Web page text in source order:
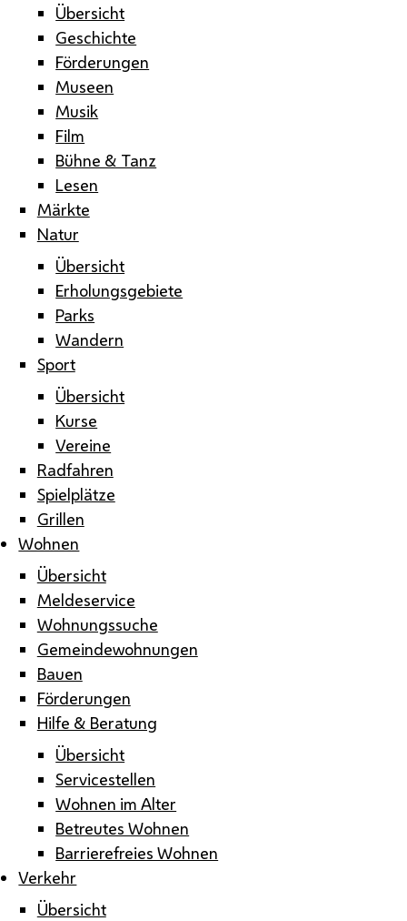
Übersicht
Geschichte
Förderungen
Museen
Musik
Film
Bühne & Tanz
Lesen
Märkte
Natur
Übersicht
Erholungsgebiete
Parks
Wandern
Sport
Übersicht
Kurse
Vereine
Radfahren
Spielplätze
Grillen
Wohnen
Übersicht
Meldeservice
Wohnungssuche
Gemeindewohnungen
Bauen
Förderungen
Hilfe & Beratung
Übersicht
Servicestellen
Wohnen im Alter
Betreutes Wohnen
Barrierefreies Wohnen
Verkehr
Übersicht